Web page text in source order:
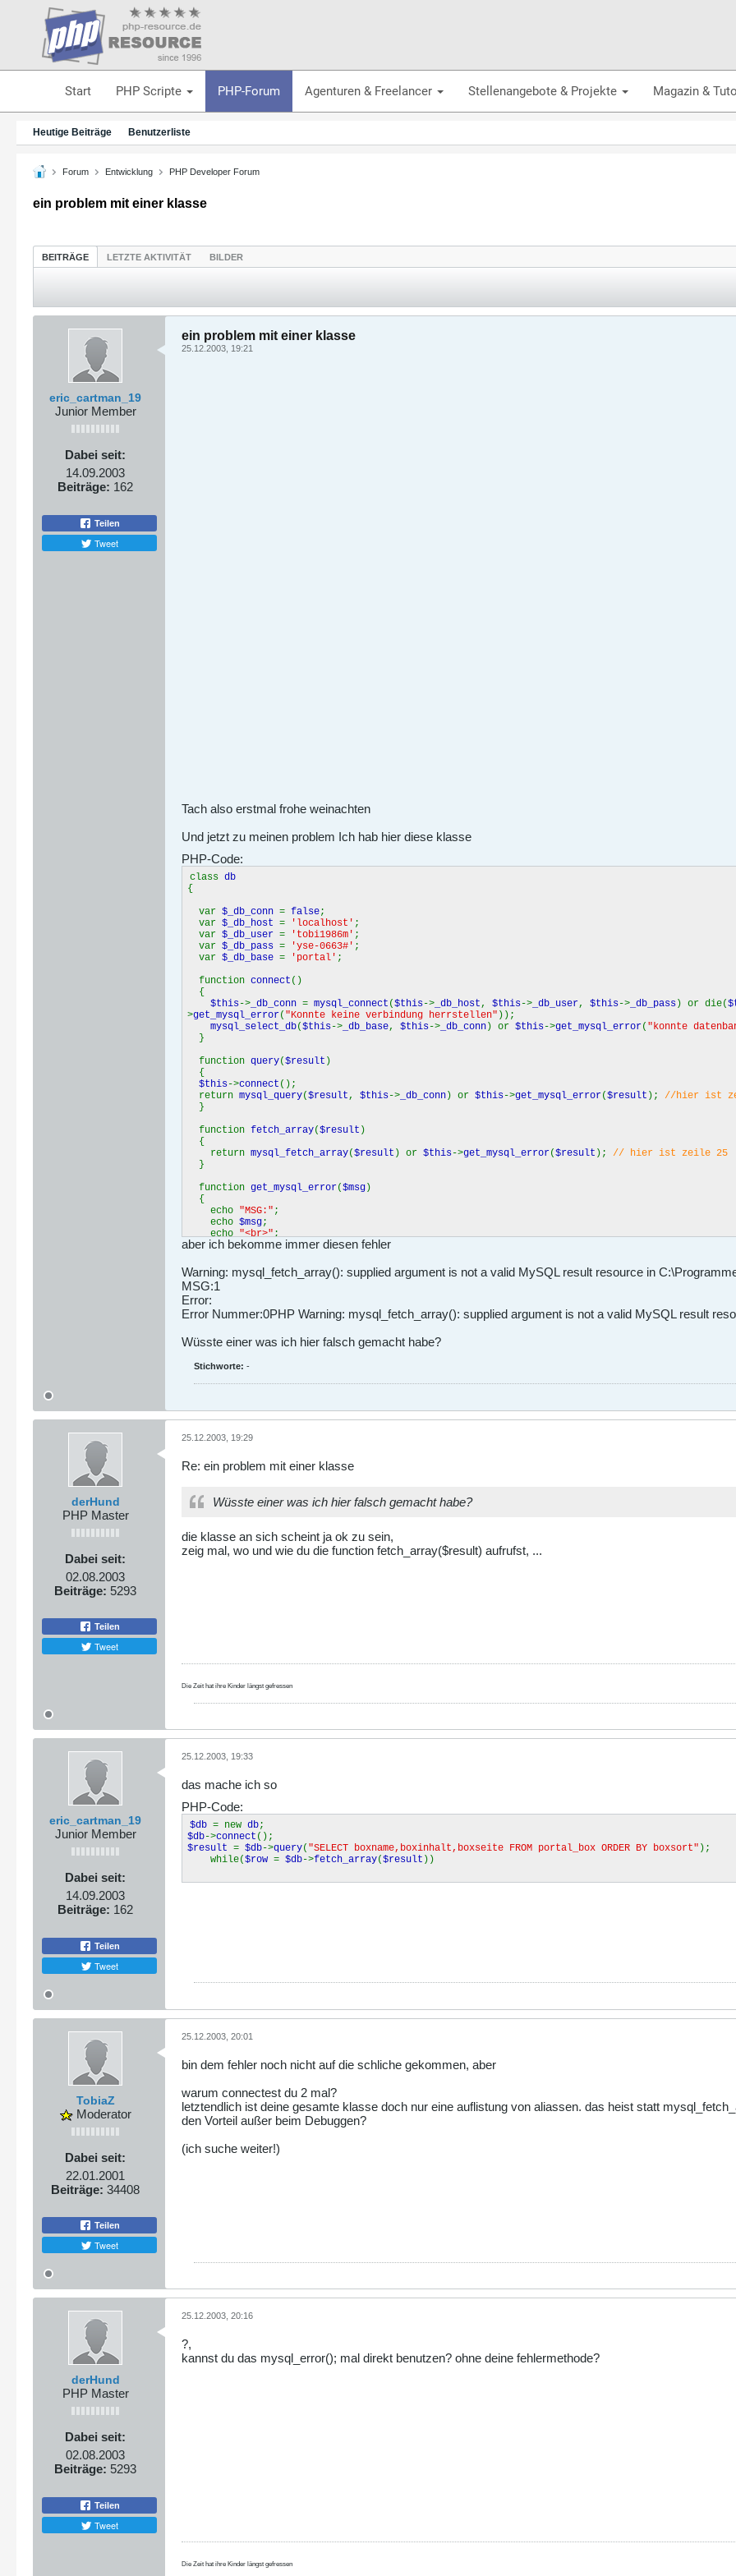
Start PHP Scripte PHP-Forum Agenturen & Freelancer Stellenangebote & Projekte Magazin &
Heutige Beiträge Benutzerliste
Forum Entwicklung PHP Developer Forum
ein problem mit einer klasse
BEITRÄGE LETZTE AKTIVITÄT BILDER
eric_cartman_19
Junior Member
Dabei seit:
14.09.2003
Beiträge: 162
Teilen
Tweet
ein problem mit einer klasse
25.12.2003, 19:21
Tach also erstmal frohe weinachten
Und jetzt zu meinen problem Ich hab hier diese klasse
PHP-Code:
class db
{
var $_db_conn = false;
var $_db_host = 'localhost' ;
var $_db_user = 'tobi1986m' ;
var $_db_pass = 'yse-0663#' ;
var $_db_base = 'portal' ;
function connect ()
{
$this-> _db_conn = mysql_connect ($this-> _db_host, $this-> _db_user, $this-> _db_pass ) or die(
>get_mysql_error( "Konnte keine verbindung herrstellen" ));
mysql_select_db($this-> _db_base, $this-> _db_conn ) or $this->get_mysql_error( "konnte
}
function query($result )
{
$this->connect ();
return mysql_query($result, $this-> _db_conn ) or $this->get_mysql_error($result ); //hier ist
}
function fetch_array($result )
{
return mysql_fetch_array($result ) or $this->get_mysql_error($result ); // hier ist zeile 25
}
function get_mysql_error($msg )
{
echo "MSG:" ;
echo $msg;
echo"<br>";
echo"Error:" ;
echo"<br>";
echo "Error Nummer:";
echo
}
}
aber ich bekomme immer diesen fehler
Warning: mysql_fetch_array(): supplied argument is not a valid MySQL result resource in
MSG:1
Error:
Error Nummer:0PHP Warning: mysql_fetch_array(): supplied argument is not a valid MySQL result
Wüsste einer was ich hier falsch gemacht habe?
Stichworte: -
derHund
PHP Master
Dabei seit:
02.08.2003
Beiträge: 5293
Teilen
Tweet
25.12.2003, 19:29
Re: ein problem mit einer klasse
Wüsste einer was ich hier falsch gemacht habe?
die klasse an sich scheint ja ok zu sein,
zeig mal, wo und wie du die function fetch_array($result) aufrufst, ...
Die Zeit hat ihre Kinder längst gefressen
eric_cartman_19
Junior Member
Dabei seit:
14.09.2003
Beiträge: 162
Teilen
Tweet
25.12.2003, 19:33
das mache ich so
PHP-Code:
$db = new db;
$db->connect ();
$result = $db->query( "SELECT boxname,boxinhalt,boxseite FROM portal_box ORDER BY boxsort" );
while($row = $db->fetch_array($result ))
TobiaZ
Moderator
Dabei seit:
22.01.2001
Beiträge: 34408
Teilen
Tweet
25.12.2003, 20:01
bin dem fehler noch nicht auf die schliche gekommen, aber
warum connectest du 2 mal?
letztendlich ist deine gesamte klasse doch nur eine auflistung von aliassen. das heist statt
den Vorteil außer beim Debuggen?
(ich suche weiter!)
derHund
PHP Master
Dabei seit:
02.08.2003
Beiträge: 5293
Teilen
Tweet
25.12.2003, 20:16
?,
kannst du das mysql_error(); mal direkt benutzen? ohne deine fehlermethode?
Die Zeit hat ihre Kinder längst gefressen